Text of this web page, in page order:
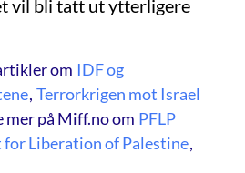
vil bli tatt ut ytterligere
om IDF og
, Terrorkrigen mot Israel
mer på Miff.no om PFLP
Liberation of Palestine,